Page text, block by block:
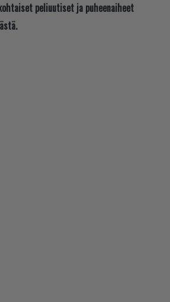
peliuutiset ja puheenaiheet